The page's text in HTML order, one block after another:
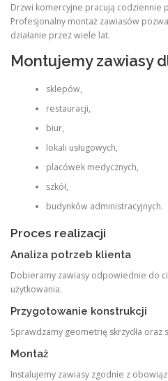
Drzwi komercyjne pracują codziennie
Profesjonalny montaż zawiasów
działanie przez wiele lat.
Montujemy zawiasy
sklepów,
restauracji,
biur,
lokali usługowych,
placówek medycznych,
szkół,
budynków administracyjnych.
Proces realizacji
Analiza potrzeb klienta
Dobieramy zawiasy odpowiednie do
użytkowania.
Przygotowanie konstrukcji
Sprawdzamy geometrię skrzydła oraz
Montaż
Instalujemy zawiasy zgodnie z